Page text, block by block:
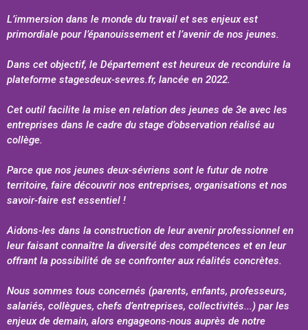
L’immersion dans le monde du travail et ses enjeux est
primordiale pour l’épanouissement et l’avenir de nos jeunes.
Dans cet objectif, le Département est heureux de reconduire la
plateforme stagesdeux-sevres.fr, lancée en 2022.
Cet outil facilite la mise en relation des jeunes de 3e avec les
entreprises dans le cadre du stage d’observation réalisé au
collège.
Parce que nos jeunes deux-sévriens sont le futur de notre
territoire, faire découvrir nos entreprises, organisations et nos
savoir-faire est essentiel !
Aidons-les dans la construction de leur avenir professionnel en
leur faisant connaître la diversité des compétences et en leur
offrant la possibilité de se confronter aux réalités concrètes.
Nous sommes tous concernés (parents, enfants, professeurs,
salariés, collègues, chefs d’entreprises, collectivités...) par les
enjeux de demain, alors engageons-nous auprès de notre